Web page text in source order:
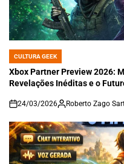
POSTED
IN
CULTURA GEEK
Xbox Partner Preview 2026:
Revelações Inéditas e o
on
24/03/2026 Roberto Zago